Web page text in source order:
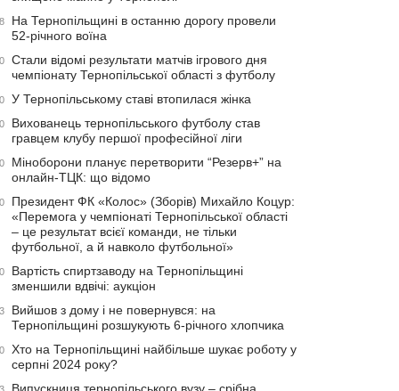
На Тернопільщині в останню дорогу провели
52-річного воїна
Стали відомі результати матчів ігрового дня
чемпіонату Тернопільської області з футболу
У Тернопільському ставі втопилася жінка
Вихованець тернопільського футболу став
гравцем клубу першої професійної ліги
Міноборони планує перетворити “Резерв+” на
онлайн-ТЦК: що відомо
Президент ФК «Колос» (Зборів) Михайло Коцур:
«Перемога у чемпіонаті Тернопільської області
– це результат всієї команди, не тільки
футбольної, а й навколо футбольної»
Вартість спиртзаводу на Тернопільщині
зменшили вдвічі: аукціон
Вийшов з дому і не повернувся: на
Тернопільщині розшукують 6-річного хлопчика
Хто на Тернопільщині найбільше шукає роботу у
серпні 2024 року?